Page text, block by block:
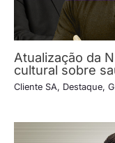
Atualização da
cultural sobre
Cliente SA, Destaque,